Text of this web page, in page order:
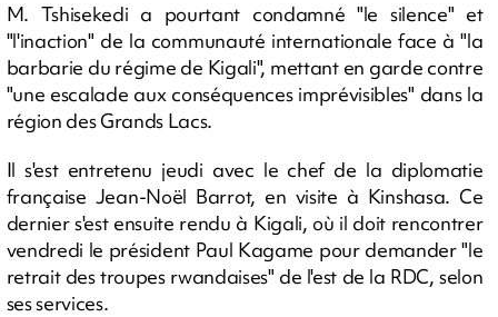
M. Tshisekedi a pourtant condamné "le silence" et
"l'inaction" de la communauté internationale face à "la
barbarie du régime de Kigali", mettant en garde contre
"une escalade aux conséquences imprévisibles" dans la
région des Grands Lacs.
Il s'est entretenu jeudi avec le chef de la diplomatie
française Jean-Noël Barrot, en visite à Kinshasa. Ce
dernier s'est ensuite rendu à Kigali, où il doit rencontrer
vendredi le président Paul Kagame pour demander "le
retrait des troupes rwandaises" de l'est de la RDC, selon
ses services.